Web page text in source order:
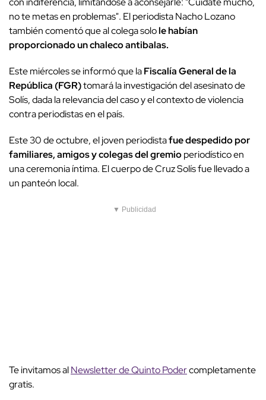
no te metas en problemas". El periodista Nacho Lozano
también comentó que al colega solole habían
proporcionado un chaleco antibalas.
Este miércoles se informó que laFiscalía General de la
República (FGR)tomará la investigación del asesinato de
Solís, dada la relevancia del caso y el contexto de violencia
contra periodistas en el país.
Este 30 de octubre, el joven periodistafue despedido por
familiares, amigos y colegas del gremioperiodístico en
una ceremonia íntima. El cuerpo de Cruz Solís fue llevado a
un panteón local.
▼ Publicidad
Te invitamos alNewsletter de Quinto Podercompletamente
gratis.